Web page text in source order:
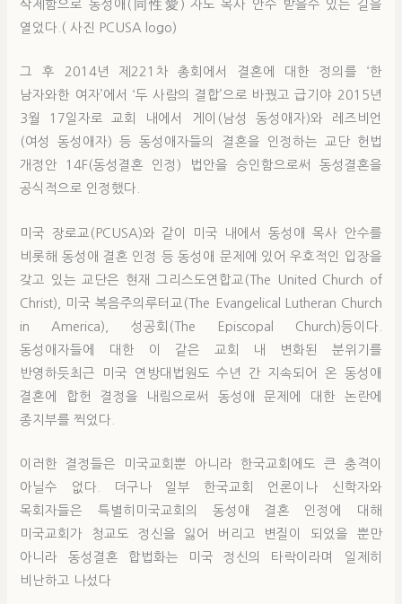
삭제함으로 동성애(同性愛) 자도 목사 안수 받을수 있는 길을
열었다.( 사진 PCUSA logo)
그 후 2014년 제221차 총회에서 결혼에 대한 정의를 ‘한
남자와한 여자’에서 ‘두 사람의 결합’으로 바꿨고 급기야 2015년
3월 17일자로 교회 내에서 게이(남성 동성애자)와 레즈비언
(여성 동성애자) 등 동성애자들의 결혼을 인정하는 교단 헌법
개정안 14F(동성결혼 인정) 법안을 승인함으로써 동성결혼을
공식적으로 인정했다.
미국 장로교(PCUSA)와 같이 미국 내에서 동성애 목사 안수를
비롯해 동성애 결혼 인정 등 동성애 문제에 있어 우호적인 입장을
갖고 있는 교단은 현재 그리스도연합교(The United Church of
Christ), 미국 복음주의루터교(The Evangelical Lutheran Church
in America), 성공회(The Episcopal Church)등이다.
동성애자들에 대한 이 같은 교회 내 변화된 분위기를
반영하듯최근 미국 연방대법원도 수년 간 지속되어 온 동성애
결혼에 합헌 결정을 내림으로써 동성애 문제에 대한 논란에
종지부를 찍었다.
이러한 결정들은 미국교회뿐 아니라 한국교회에도 큰 충격이
아닐수 없다. 더구나 일부 한국교회 언론이나 신학자와
목회자들은 특별히미국교회의 동성애 결혼 인정에 대해
미국교회가 청교도 정신을 잃어 버리고 변질이 되었을 뿐만
아니라 동성결혼 합법화는 미국 정신의 타락이라며 일제히
비난하고 나섰다